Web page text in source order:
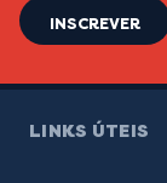
INSCREVER
LINKS ÚTEIS